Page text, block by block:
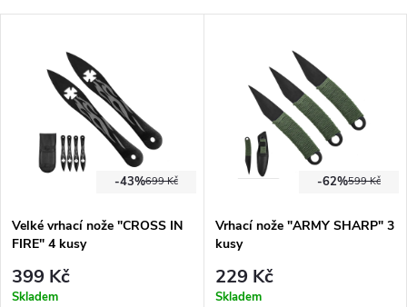
699 Kč
-43%
Velké vrhací nože "CROSS IN
FIRE" 4 kusy
399 Kč
Skladem
599 Kč
-62%
Vrhací nože "ARMY SHARP" 3
kusy
229 Kč
Skladem